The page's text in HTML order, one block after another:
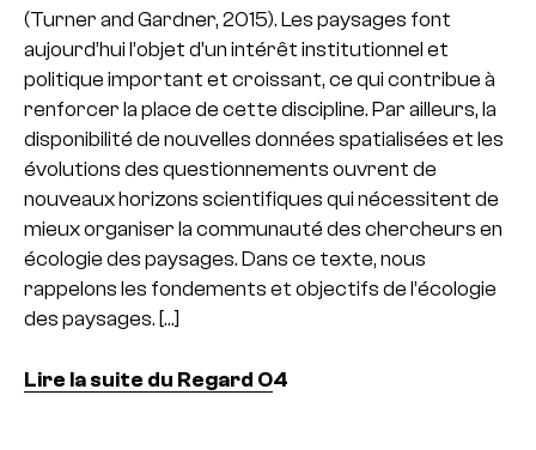
(Turner and Gardner, 2015). Les paysages font
aujourd’hui l’objet d’un intérêt institutionnel et
politique important et croissant, ce qui contribue à
renforcer la place de cette discipline. Par ailleurs, la
disponibilité de nouvelles données spatialisées et les
évolutions des questionnements ouvrent de
nouveaux horizons scientifiques qui nécessitent de
mieux organiser la communauté des chercheurs en
écologie des paysages. Dans ce texte, nous
rappelons les fondements et objectifs de l’écologie
des paysages. […]
Lire la suite du Regard O4